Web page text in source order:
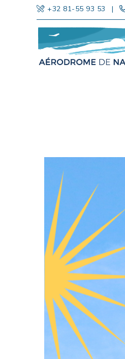
+32 81-55 93 53 |